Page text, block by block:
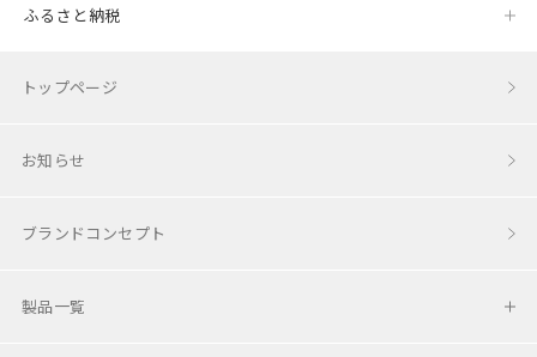
ふるさと納税
トップページ
お知らせ
ブランドコンセプト
製品一覧